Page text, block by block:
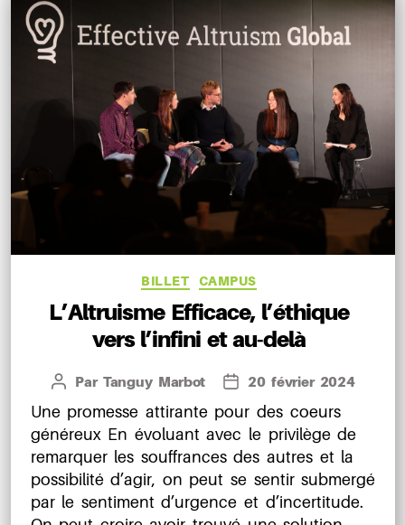
Catégories
BILLET CAMPUS
L’Altruisme Efficace, l’éthique
vers l’infini et au-delà
Auteur
l’article
Par Tanguy Marbot
Date
l’article
20 février 2024
Une promesse attirante pour des coeurs
généreux En évoluant avec le privilège de
remarquer les souffrances des autres et la
possibilité d’agir, on peut se sentir submergé
par le sentiment d’urgence et d’incertitude.